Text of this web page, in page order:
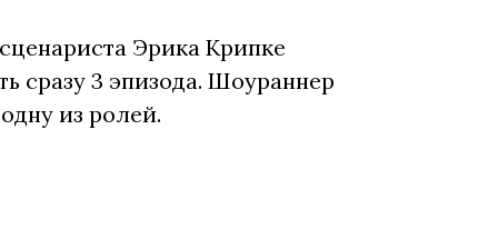
Эрика Крипке
сразу 3 эпизода. Шоураннер
из ролей.